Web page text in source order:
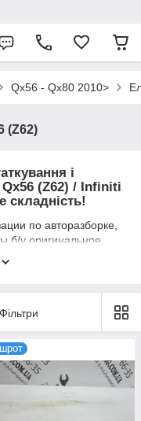
Qx56 - Qx80 2010>
(Z62)
і
Qx56 (Z62) / Infiniti
складність!
по авторазборке,
б/у оригинальное
из Вас отныне не
Японии, как-никак в
Ну, а для того,
Вам запчасть,
подтвердить.
для Інфініті Qx56
від одного до трьох
України.
Фільтри